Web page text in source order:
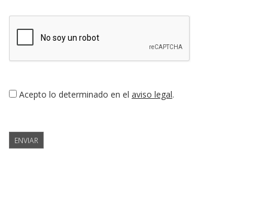
Acepto lo determinado en el aviso legal.
ENVIAR